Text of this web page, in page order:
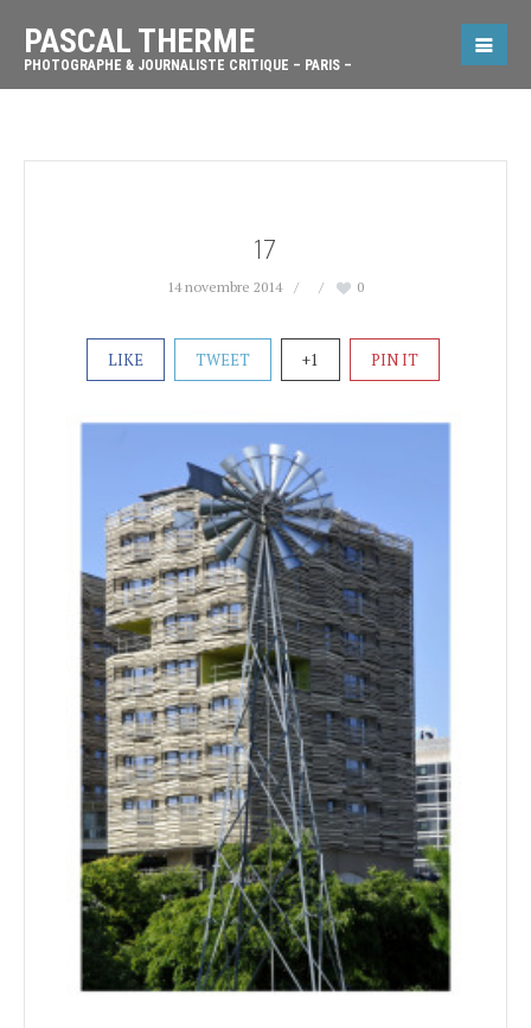
PASCAL THERME
PHOTOGRAPHE & JOURNALISTE CRITIQUE – PARIS –
17
14 novembre 2014 0
LIKE TWEET +1 PIN IT